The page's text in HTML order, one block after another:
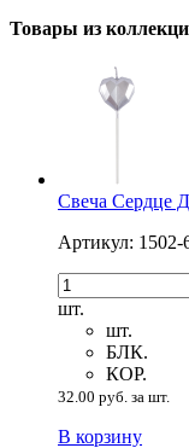
Товары из
Свеча Сердце
Артикул: 1502-
шт.
шт.
БЛК.
КОР.
32.00 руб. за шт.
В корзину